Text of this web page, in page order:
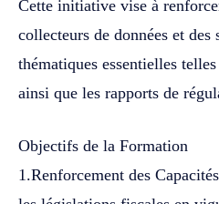
Cette initiative vise à
collecteurs de données et des
thématiques essentielles
ainsi que les rapports de
Objectifs de la Formation
1.Renforcement des